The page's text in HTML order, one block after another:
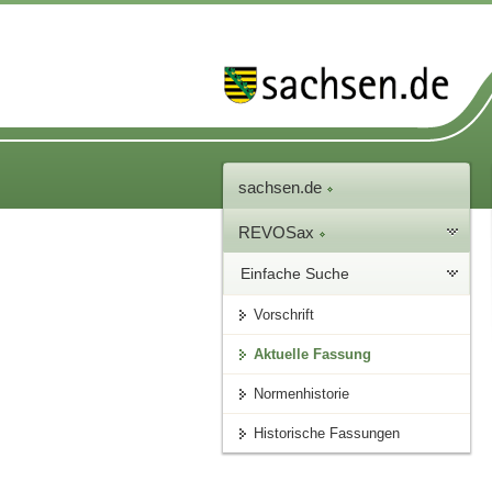
sachsen.de
REVOSax
Einfache Suche
Vorschrift
Aktuelle Fassung
Normenhistorie
Historische Fassungen